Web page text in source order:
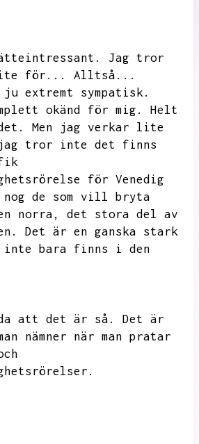
Jag tror
för...
Alltså...
extremt sympatisk.
okänd för mig.
Helt
Men jag verkar lite
tror inte det finns
för Venedig
de som vill bryta
norra,
det stora del av
Det är en ganska stark
inte bara finns i den
att det är så.
Det är
nämner när man pratar